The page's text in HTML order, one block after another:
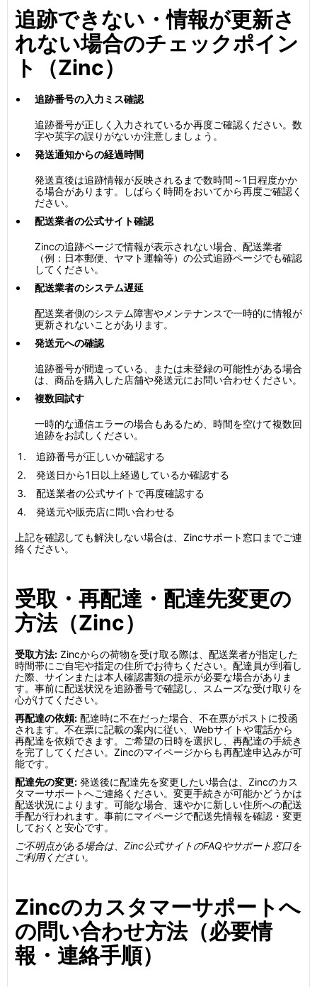
追跡できない・情報が更新さ
れない場合のチェックポイン
ト（Zinc）
追跡番号の入力ミス確認
追跡番号が正しく入力されているか再度ご確認ください。数
字や英字の誤りがないか注意しましょう。
発送通知からの経過時間
発送直後は追跡情報が反映されるまで数時間～1日程度かか
る場合があります。しばらく時間をおいてから再度ご確認く
ださい。
配送業者の公式サイト確認
Zincの追跡ページで情報が表示されない場合、配送業者
（例：日本郵便、ヤマト運輸等）の公式追跡ページでも確認
してください。
配送業者のシステム遅延
配送業者側のシステム障害やメンテナンスで一時的に情報が
更新されないことがあります。
発送元への確認
追跡番号が間違っている、または未登録の可能性がある場合
は、商品を購入した店舗や発送元にお問い合わせください。
複数回試す
一時的な通信エラーの場合もあるため、時間を空けて複数回
追跡をお試しください。
追跡番号が正しいか確認する
発送日から1日以上経過しているか確認する
配送業者の公式サイトで再度確認する
発送元や販売店に問い合わせる
上記を確認しても解決しない場合は、Zincサポート窓口までご連
絡ください。
受取・再配達・配達先変更の
方法（Zinc）
受取方法: Zincからの荷物を受け取る際は、配送業者が指定した
時間帯にご自宅や指定の住所でお待ちください。配達員が到着し
た際、サインまたは本人確認書類の提示が必要な場合がありま
す。事前に配送状況を追跡番号で確認し、スムーズな受け取りを
心がけてください。
再配達の依頼: 配達時に不在だった場合、不在票がポストに投函
されます。不在票に記載の案内に従い、Webサイトや電話から
再配達を依頼できます。ご希望の日時を選択し、再配達の手続き
を完了してください。Zincのマイページからも再配達申込みが可
能です。
配達先の変更: 発送後に配達先を変更したい場合は、Zincのカス
タマーサポートへご連絡ください。変更手続きが可能かどうかは
配送状況によります。可能な場合、速やかに新しい住所への配送
手配が行われます。事前にマイページで配送先情報を確認・変更
しておくと安心です。
ご不明点がある場合は、Zinc公式サイトのFAQやサポート窓口を
ご利用ください。
Zincのカスタマーサポートへ
の問い合わせ方法（必要情
報・連絡手順）